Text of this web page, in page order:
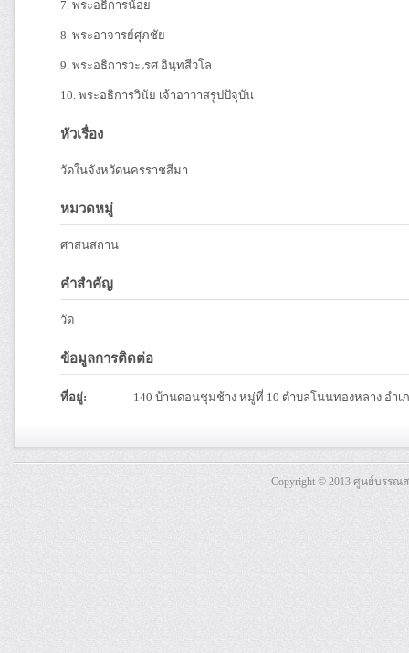
7. พระอธิการน้อย
8. พระอาจารย์ศุภชัย
9. พระอธิการวะเรศ อินฺทสีวโล
10. พระอธิการวินัย เจ้าอาวาสรูปปัจุบัน
หัวเรื่อง
วัดในจังหวัดนครราชสีมา
หมวดหมู่
ศาสนสถาน
คำสำคัญ
วัด
ข้อมูลการติดต่อ
ที่อยู่: 140 บ้านดอนชุมช้าง หมู่ที่ 10 ตำบลโนนทองหลาง อำ
Copyright © 2013 ศูนย์บรร